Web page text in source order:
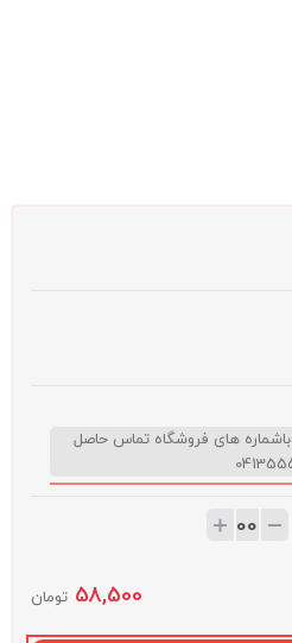
های فروشگاه تماس حاصل
58,500 تومان